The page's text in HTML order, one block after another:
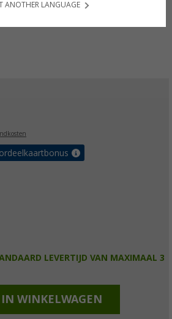
LEVERTIJD VAN MAXIMAAL 3
IN WINKELWAGEN
ANOTHER LANGUAGE